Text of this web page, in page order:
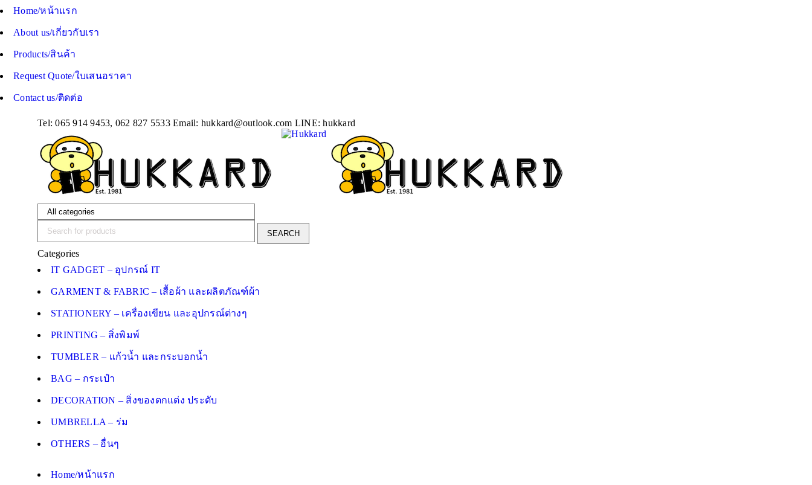
Home/หน้าแรก
About us/เกี่ยวกับเรา
Products/สินค้า
Request Quote/ใบเสนอราคา
Contact us/ติดต่อ
Tel: 065 914 9453, 062 827 5533 Email: hukkard@outlook.com LINE: hukkard
Categories
IT GADGET – อุปกรณ์ IT
GARMENT & FABRIC – เสื้อผ้า และผลิตภัณฑ์ผ้า
STATIONERY – เครื่องเขียน และอุปกรณ์ต่างๆ
PRINTING – สิ่งพิมพ์
TUMBLER – แก้วน้ำ และกระบอกน้ำ
BAG – กระเป๋า
DECORATION – สิ่งของตกแต่ง ประดับ
UMBRELLA – ร่ม
OTHERS – อื่นๆ
Home/หน้าแรก